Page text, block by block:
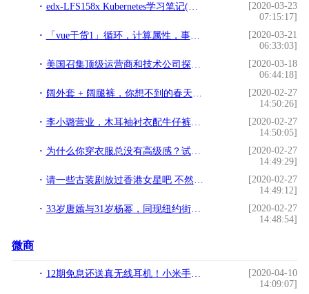
edx-LFS158x Kubernetes学习笔记(第八章)
[2020-03-23
07:15:17]
「vue干货1」循环，计算属性，事件处理器
[2020-03-21
06:33:03]
美国召集顶级运营商和技术公司探索Open RAN以取代华为
[2020-03-18
06:44:18]
阔外套 + 阔腿裤，你想不到的春天超美穿搭
[2020-02-27
14:50:26]
李小璐营业，木耳袖衬衣配牛仔裤，腰细腿长貌美，网友：像网红
[2020-02-27
14:50:05]
为什么你穿衣服总没有高级感？试试“同色系+低饱和度”，贼高级
[2020-02-27
14:49:29]
请一些古装剧放过香港女星吧 不然00后真的觉得周海媚她们长这样
[2020-02-27
14:49:12]
33岁唐嫣与31岁杨幂，同现纽约街头，一个时尚，一个穿成糖果
[2020-02-27
14:48:54]
微商
12期免息还送真无线耳机！小米手表尊享版预售就跳水？
[2020-04-10
14:09:07]